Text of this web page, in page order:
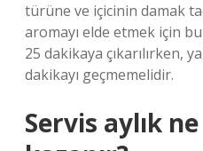
türüne ve içicinin damak
aromayı elde etmek için
25 dakikaya çıkarılırken,
dakikayı geçmemelidir.
Servis aylık